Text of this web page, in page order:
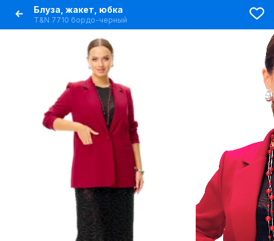
Блуза, жакет, юбка
T&N 7710 бордо-черный